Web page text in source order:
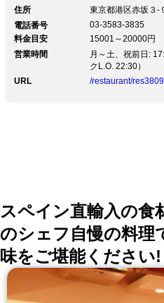
様の健康と安全に
一人鍋をご用意し
おとりわけを致し
お問い合わせくだ
住所
東京都港区赤坂３
電話番号
03-3583-3835
料金目安
15001～20000円
営業時間
月～土、祝前日:
クL.O. 22:30）
URL
/restaurant/
スペイン直輸入の
のシェフ自慢の料理
味をご堪能ください!